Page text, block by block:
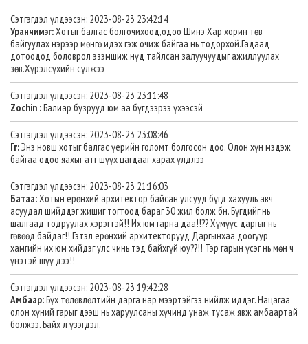
Сэтгэгдэл үлдээсэн: 2023-08-23 23:42:14
Уранчимэг:Хотыг балгас болгочихоод,одоо Шинэ Хар хорин төв
байгуулах нэрээр мөнгө идэх гэж очиж байгаа нь тодорхой.Гадаад
дотоодод боловрол эзэмшиж нүд тайлсан залуучуудыг ажиллуулах
зөв.Хүрэлсүхийн сүлжээ
Сэтгэгдэл үлдээсэн: 2023-08-23 23:11:48
Zochin :Балиар бузрууд юм аа бүгдээрээ үхээсэй
Сэтгэгдэл үлдээсэн: 2023-08-23 23:08:46
Гг:Энэ новш хотыг балгас үерийн голомт болгосон доо. Олон хүн мэдэж
байгаа одоо яахыг атг шүүх цагдааг харах үлдлээ
Сэтгэгдэл үлдээсэн: 2023-08-23 21:16:03
Батаа:Хотын ерөнхий архитектор байсан улсууд бүгд хахууль авч
асуудал шийддэг жишиг тогтоод бараг 30 жил болж бн. Бүгдийг нь
шалгаад тодруулах хэрэгтэй!! Их юм гарна даа!!?? Хүмүүс даргыг нь
гөвөөд байдаг!! Гэтэл ерөнхий архитекторууд Даргынхаа доогуур
хамгийн их юм хийдэг улс чинь тэд байхгүй юу??!! Тэр гарын үсэг нь мөн ч
үнэтэй шүү дээ!!
Сэтгэгдэл үлдээсэн: 2023-08-23 19:42:28
Амбаар:Бүх төлөвлөлтийн дарга нар мээртэйгээ нийлж иддэг. Нацагаа
олон хүний гарыг дээш нь харуулсаны хүчинд унаж тусаж явж амбаартай
болжээ. Байх л үзэгдэл.